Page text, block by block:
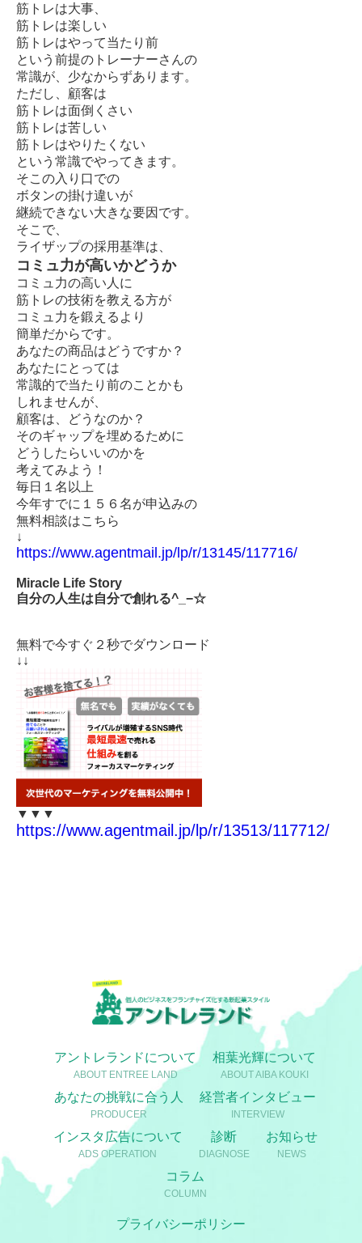
筋トレは大事、
筋トレは楽しい
筋トレはやって当たり前
という前提のトレーナーさんの
常識が、少なからずあります。
ただし、顧客は
筋トレは面倒くさい
筋トレは苦しい
筋トレはやりたくない
という常識でやってきます。
そこの入り口での
ボタンの掛け違いが
継続できない大きな要因です。
そこで、
ライザップの採用基準は、
コミュ力が高いかどうか
コミュ力の高い人に
筋トレの技術を教える方が
コミュ力を鍛えるより
簡単だからです。
あなたの商品はどうですか？
あなたにとっては
常識的で当たり前のことかも
しれませんが、
顧客は、どうなのか？
そのギャップを埋めるために
どうしたらいいのかを
考えてみよう！
毎日１名以上
今年すでに１５６名が申込みの
無料相談はこちら
↓
https://www.agentmail.jp/lp/r/13145/117716/
Miracle Life Story
自分の人生は自分で創れる^_−☆
無料で今すぐ２秒でダウンロード
↓↓
▼▼▼
https://www.agentmail.jp/lp/r/13513/117712/
アントレランドについて
ABOUT ENTREE LAND
相葉光輝について
ABOUT AIBA KOUKI
あなたの挑戦に合う人
PRODUCER
経営者インタビュー
INTERVIEW
インスタ広告について
ADS OPERATION
診断
DIAGNOSE
お知らせ
NEWS
コラム
COLUMN
プライバシーポリシー